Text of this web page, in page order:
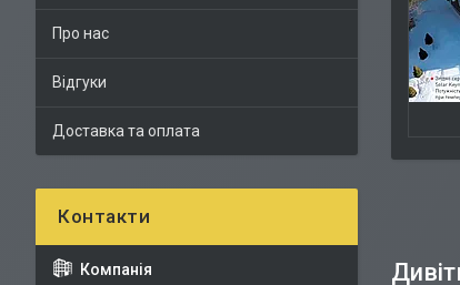
Про нас
Відгуки
Доставка та оплата